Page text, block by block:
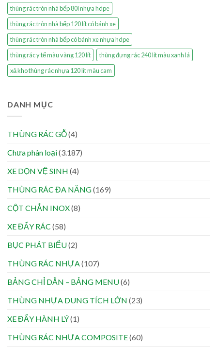
thùng rác tròn nhà bếp 80l nhựa hdpe
thùng rác tròn nhà bếp 120 lít có bánh xe
thùng rác tròn nhà bếp có bánh xe nhựa hdpe
thùng rác y tế màu vàng 120 lít
thùng đựng rác 240 lít màu xanh lá
xả kho thùng rác nhựa 120 lít màu cam
DANH MỤC
THÙNG RÁC GỖ(4)
Chưa phân loại(3.187)
XE DỌN VỆ SINH (4)
THÙNG RÁC ĐA NĂNG(169)
CỘT CHẮN INOX(8)
XE ĐẨY RÁC (58)
BỤC PHÁT BIỂU(2)
THÙNG RÁC NHỰA (107)
BẢNG CHỈ DẪN – BẢNG MENU(6)
THÙNG NHỰA DUNG TÍCH LỚN (23)
XE ĐẨY HÀNH LÝ(1)
THÙNG RÁC NHỰA COMPOSITE(60)